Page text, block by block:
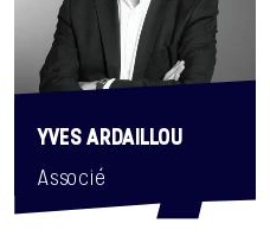
YVES ARDAILLOU
Associé